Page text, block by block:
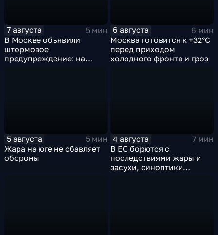
7 августа
5 мин
В Москве объявили
штормовое
предупреждение: на
6 августа
6 мин
Москва готовится к +32°C
перед приходом
холодного фронта и гроз
5 августа
5 мин
Жара на юге не сбавляет
обороны
4 августа
7 мин
В ЕС борются с
последствиями жары и
засухи, синоптики